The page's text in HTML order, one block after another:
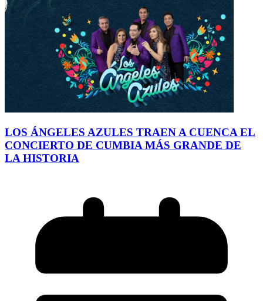
LOS ÁNGELES AZULES TRAEN A CUENCA EL
CONCIERTO DE CUMBIA MÁS GRANDE DE
LA HISTORIA